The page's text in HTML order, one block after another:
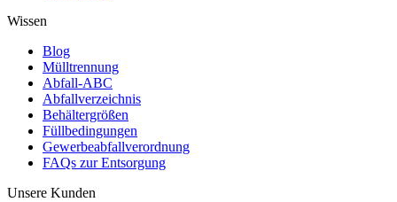
Wissen
Blog
Mülltrennung
Abfall-ABC
Abfallverzeichnis
Behältergrößen
Füllbedingungen
Gewerbeabfallverordnung
FAQs zur Entsorgung
Unsere Kunden